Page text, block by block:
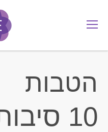
.gotpose.com
הטבות
10 סיבות נהדרות.